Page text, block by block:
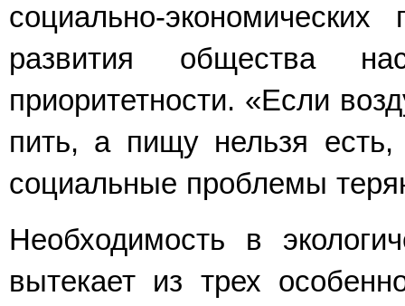
социально-
развития общества
приоритетности. «Если
пить, а пищу нельзя
социальные проблемы
Необходимость в
вытекает из трех